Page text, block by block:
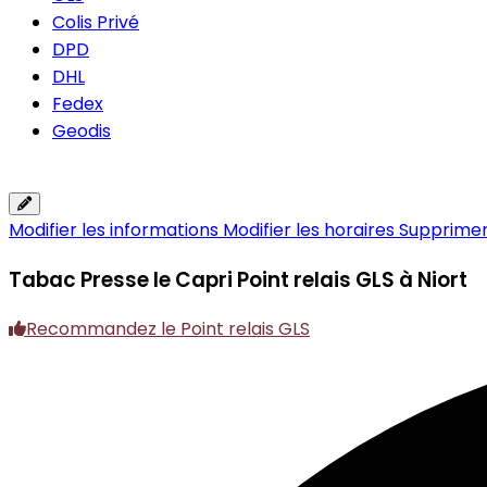
Colis Privé
DPD
DHL
Fedex
Geodis
Modifier les informations Modifier les horaires
Tabac Presse le Capri Point relais GLS à Niort
Recommandez le Point relais GLS